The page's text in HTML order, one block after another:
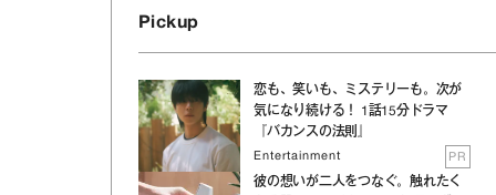
Pickup
恋も、笑いも、ミステリーも。次が
気になり続ける！ 1話15分ドラマ
『バカンスの法則』
Entertainment PR
彼の想いが二人をつなぐ。触れたく